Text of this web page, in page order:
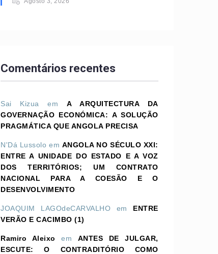
Comentários recentes
Sai Kizua emA ARQUITECTURA DA
GOVERNAÇÃO ECONÓMICA: A SOLUÇÃO
PRAGMÁTICA QUE ANGOLA PRECISA
N'Dá Lussolo em ANGOLA NO SÉCULO XXI:
ENTRE A UNIDADE DO ESTADO E A VOZ
DOS TERRITÓRIOS; UM CONTRATO
NACIONAL PARA A COESÃO E O
DESENVOLVIMENTO
JOAQUIM LAGOdeCARVALHO em ENTRE
VERÃO E CACIMBO (1)
Ramiro Aleixo em ANTES DE JULGAR,
ESCUTE: O CONTRADITÓRIO COMO